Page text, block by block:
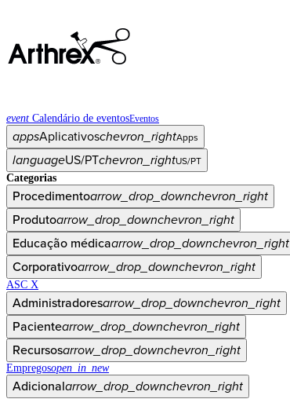
event Calendário de eventosEventos
appsAplicativoschevron_rightApps
languageUS/PTchevron_rightUS/PT
Categorias
Procedimentoarrow_drop_downchevron_right
Produtoarrow_drop_downchevron_right
Educação médicaarrow_drop_downchevron_right
Corporativoarrow_drop_downchevron_right
ASC X
Administradoresarrow_drop_downchevron_right
Pacientearrow_drop_downchevron_right
Recursosarrow_drop_downchevron_right
Empregosopen_in_new
Adicionalarrow_drop_downchevron_right